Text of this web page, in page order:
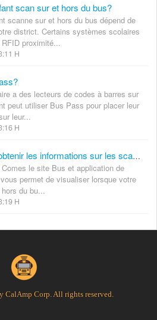
scan sur et hors du bus?
scanne sur et hors du bus dépend de
district. Certains systèmes scolaires
proximité...
H
a des lecteurs de codes à barres sur
peut utiliser Bus Pass pour placer leur
leur...
H
Comment puis-je obtenir les informations sur les scans de mon élève sur et hors du bus ?
le site Bus et application de
permet de visualiser lorsque votre
du bu...
H
Corp. All rights reserved.